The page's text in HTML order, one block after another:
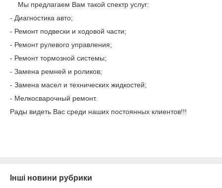
Мы предлагаем Вам такой спектр услуг:
- Диагностика авто;
- Ремонт подвески и ходовой части;
- Ремонт рулевого управления;
- Ремонт тормозной системы;
- Замена ремней и роликов;
- Замена масел и технических жидкостей;
- Мелкосварочный ремонт.
Рады видеть Вас среди наших постоянных клиентов!!!
Інші новини рубрики